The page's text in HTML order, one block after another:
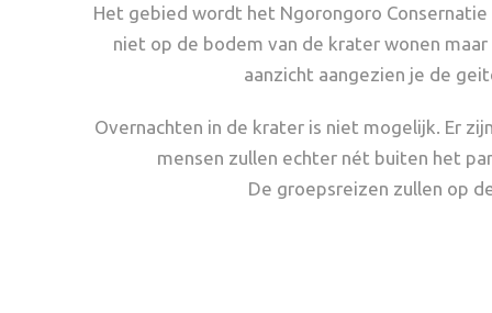
Het gebied wordt het Ngorongoro
niet op de bodem van de krater wonen
aanzicht aangezien je de
Overnachten in de krater is niet mogelijk. Er
mensen zullen echter nét buiten het
De groepsreizen zullen op